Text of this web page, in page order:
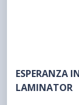
ESPERANZA
LAMINATOR